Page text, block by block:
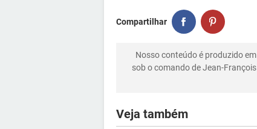
Compartilhar
Nosso conteúdo é produzido
sob o comando de Jean-
Veja também